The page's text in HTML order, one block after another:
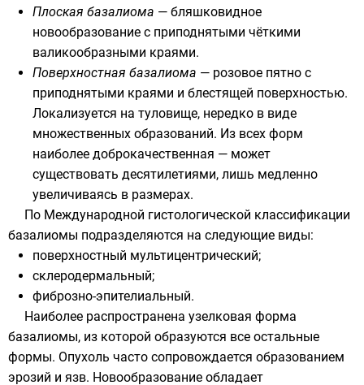
Плоская базалиома — бляшковидное
новообразование с приподнятыми чёткими
валикообразными краями.
Поверхностная базалиома — розовое пятно с
приподнятыми краями и блестящей поверхностью.
Локализуется на туловище, нередко в виде
множественных образований. Из всех форм
наиболее доброкачественная — может
существовать десятилетиями, лишь медленно
увеличиваясь в размерах.
По Международной гистологической классификации
базалиомы подразделяются на следующие виды:
поверхностный мультицентрический;
склеродермальный;
фиброзно-эпителиальный.
Наиболее распространена узелковая форма
базалиомы, из которой образуются все остальные
формы. Опухоль часто сопровождается образованием
эрозий и язв. Новообразование обладает